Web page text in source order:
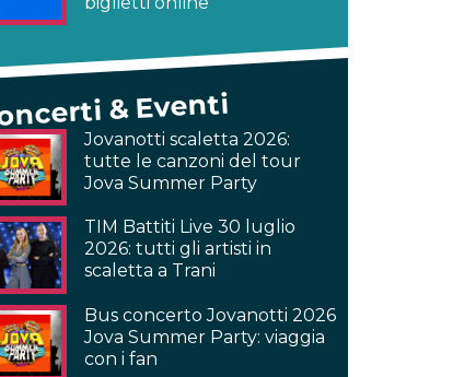
& Eventi
Jovanotti scaletta 2026:
tutte le canzoni del tour
Jova Summer Party
TIM Battiti Live 30 luglio
2026: tutti gli artisti in
scaletta a Trani
Bus concerto Jovanotti 2026
Jova Summer Party: viaggia
con i fan